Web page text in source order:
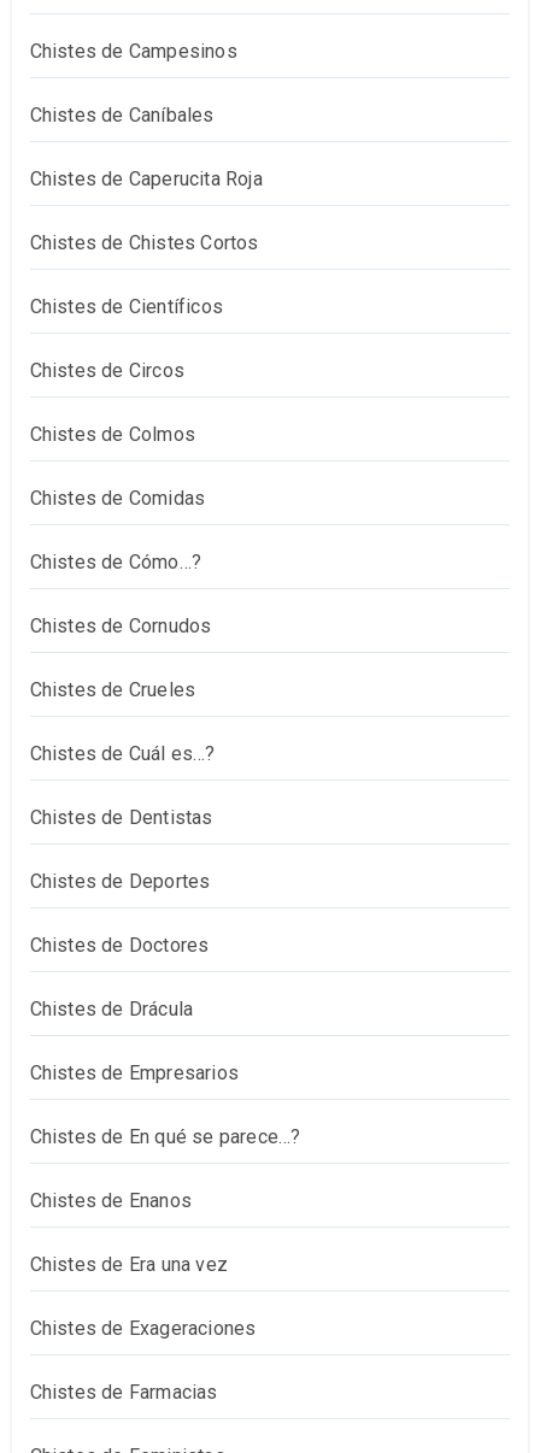
Chistes de Campesinos
Chistes de Caníbales
Chistes de Caperucita Roja
Chistes de Chistes Cortos
Chistes de Científicos
Chistes de Circos
Chistes de Colmos
Chistes de Comidas
Chistes de Cómo…?
Chistes de Cornudos
Chistes de Crueles
Chistes de Cuál es…?
Chistes de Dentistas
Chistes de Deportes
Chistes de Doctores
Chistes de Drácula
Chistes de Empresarios
Chistes de En qué se parece…?
Chistes de Enanos
Chistes de Era una vez
Chistes de Exageraciones
Chistes de Farmacias